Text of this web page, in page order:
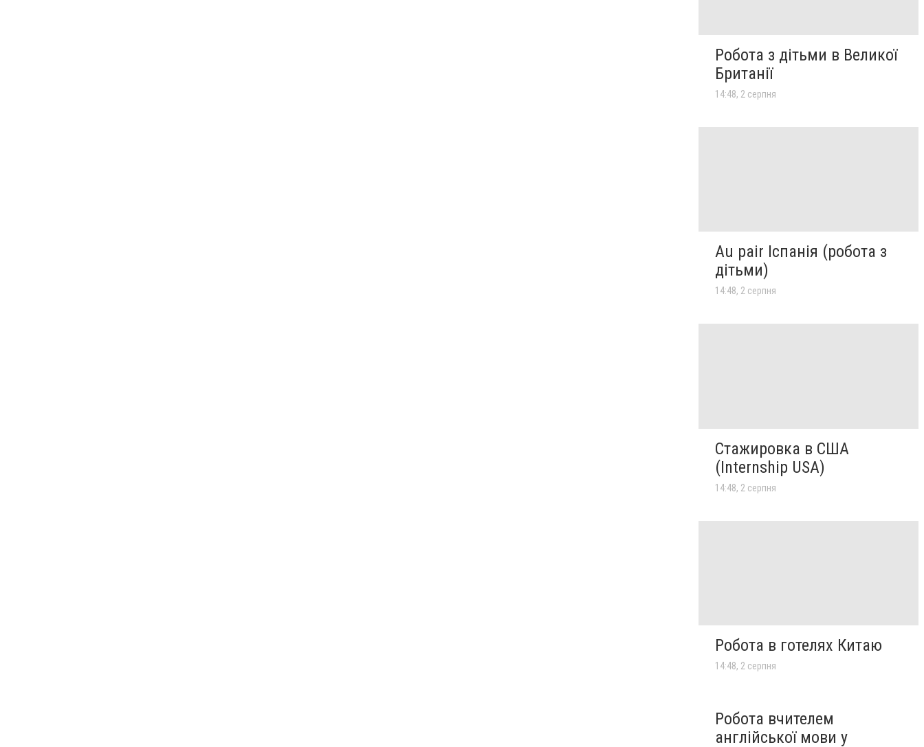
Робота з дітьми в Великої
Британії
14:48, 2 серпня
Au pair Іспанія (робота з
дітьми)
14:48, 2 серпня
Стажировка в США
(Internship USA)
14:48, 2 серпня
Робота в готелях Китаю
14:48, 2 серпня
Робота вчителем
англійської мови у